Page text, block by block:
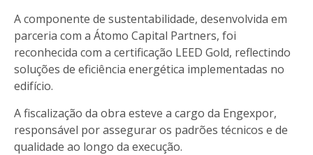
A componente de sustentabilidade, desenvolvida em
parceria com a Átomo Capital Partners, foi
reconhecida com a certificação LEED Gold, reflectindo
soluções de eficiência energética implementadas no
edifício.
A fiscalização da obra esteve a cargo da Engexpor,
responsável por assegurar os padrões técnicos e de
qualidade ao longo da execução.